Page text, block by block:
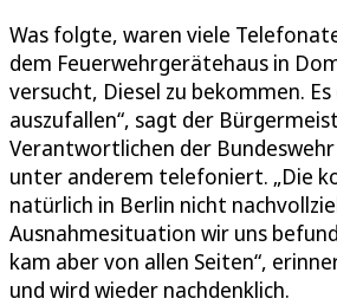
Was folgte, waren viele
dem Feuerwehrgerätehaus in
versucht, Diesel zu bekommen.
auszufallen“, sagt der
Verantwortlichen der
unter anderem telefoniert. „Die
natürlich in Berlin nicht
Ausnahmesituation wir uns
kam aber von allen Seiten“,
und wird wieder nachdenklich.